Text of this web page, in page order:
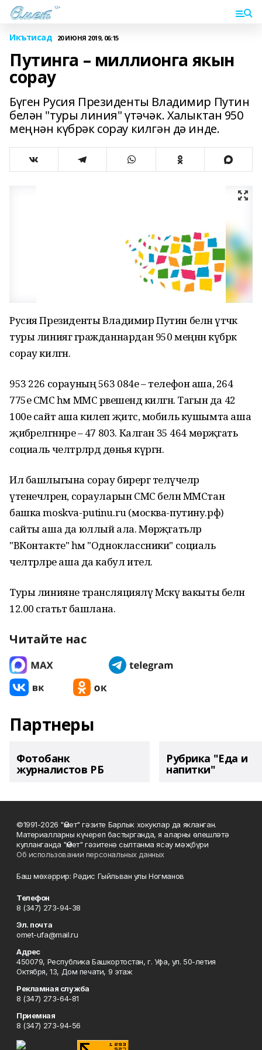
Икътисад 20 ИЮНЯ 2019, 06:15
Путинга – миллионга якын
сорау
Бүген Русия Президенты Владимир Путин
белән "туры линия" үтәчәк. Халыктан 950
меңнән күбрәк сорау килгән дә инде.
Русия Президенты Владимир Путин белән үтәчәк
туры линиягә гражданнардан 950 меңнән күбрәк
сорау килгән.
953 226 сорауның 563 084е – телефон аша, 264
775е СМС һәм ММС рәвешендә килгән. Тагын да 42
100е сайт аша килеп җитсә, мобиль кушымта аша
җибәрелгәннәре – 47 803. Калган 35 464 мөрәҗәгать
социаль челтәрләрдә дөнья күргән.
Ил башлыгына сорау бирергә теләүчеләр
үтенечләрен, сорауларын СМС белән ММСтан
башка moskva-putinu.ru (москва-путину.рф)
сайты аша да юллый ала. Мөрәҗәгатьләр
"ВКонтакте" һәм "Одноклассники" социаль
челтәрләре аша да кабул ителә.
Туры линияне трансляцияләү Мәскәү вакыты белән
12.00 сәгатьтә башлана.
Читайте нас
Партнеры
Фотобанк
журналистов РБ
Рубрика "Еда и
напитки"
©1991-2026 "Өмет" гәзите Барлык хокуклар да якланган.
Материалларны күчереп бастырганда, я аларны өлешләтә
кулланганда "Өмет" гәзитенә сылтанма ясау мәҗбүри
Об использовании персональных данных
Баш мөхәррир: Рәдис Гыйльван улы Ногманов
Телефон
8 (347) 273-94-38
Эл. почта
omet-ufa@mail.ru
Адрес
450079, Республика Башкортостан, г. Уфа, ул. 50-летия
Октября, 13, Дом печати, 9 этаж
Рекламная служба
8 (347) 273-64-81
Приемная
8 (347) 273-94-56